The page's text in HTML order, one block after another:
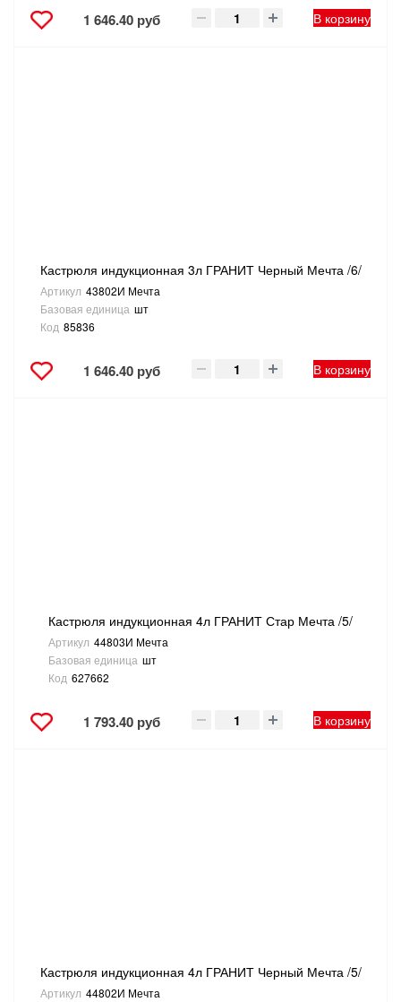
1 646.40 руб В корзину
Кастрюля индукционная 3л ГРАНИТ Черный Мечта /6/
Артикул 43802И Мечта
Базовая единица шт
Код 85836
1 646.40 руб В корзину
Кастрюля индукционная 4л ГРАНИТ Стар Мечта /5/
Артикул 44803И Мечта
Базовая единица шт
Код 627662
1 793.40 руб В корзину
Кастрюля индукционная 4л ГРАНИТ Черный Мечта /5/
Артикул 44802И Мечта